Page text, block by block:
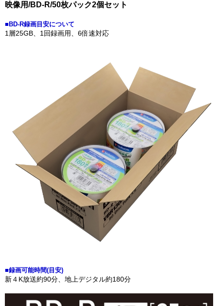
映像用/BD-R/50枚パック2個セット
■BD-R録画目安について
1層25GB、1回録画用、6倍速対応
■録画可能時間(目安)
新４K放送約90分、地上デジタル約180分